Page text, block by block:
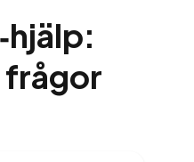
frågor